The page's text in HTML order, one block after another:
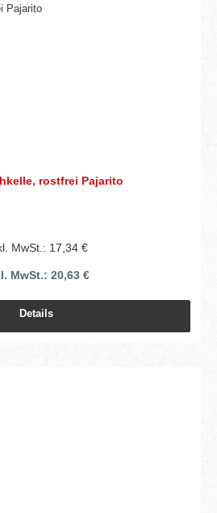
rostfrei Pajarito
MwSt.: 17,34 €
MwSt.: 20,63 €
Details